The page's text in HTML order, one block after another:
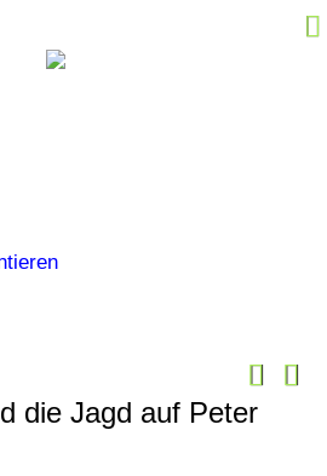
die Jagd auf Peter